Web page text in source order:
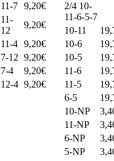
11-7 9,20€
11-
12
9,20€
11-4 9,20€
7-12 9,20€
7-4
9,20€
12-4 9,20€
2/4 10-
11-6-5-7
10-11
10-6
10-5
11-6
11-5
6-5
10-NP
11-NP
6-NP
5-NP